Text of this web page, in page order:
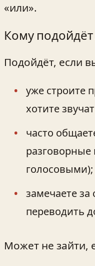
«или».
Кому
Подойдёт, если
уже строите
хотите
часто
разговорные
голосовыми);
замечаете
переводить
Может не зайти,